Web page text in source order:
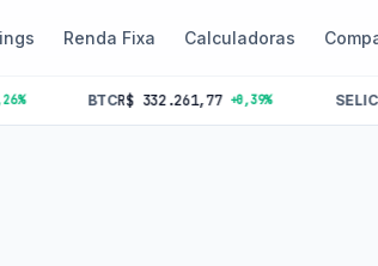
Renda Fixa Calculadoras
BTC R$ 332.261,77 +0,39% SELIC 14.25%